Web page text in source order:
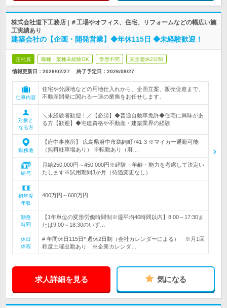
株式会社道下工務店 | ＃工場やオフィス、住宅、リフォームなどの幅広い施
工実績あり
建築会社の【企画・開発営業】◆年休115日 ◆未経験歓迎！
正社員 職種・業種未経験OK 学歴不問 完全週休2日制
情報更新日：2026/02/27 終了予定日： 2026/08/27
仕事内容
住宅や分譲地などの用地仕入れから、企画立案、販売促進まで、
不動産開発に関わる一連の業務をお任せします。
対象と
なる方
＼未経験者歓迎！／【必須】◆普通自動車免許◆住宅に興味があ
る方【歓迎】◆宅建資格や不動産・建築業界の経験
勤務地
【府中事務所】 広島県府中市鵜飼町741-3 ※マイカー通勤可能
（無料駐車場あり） ※転勤あり（府…
給与
月給250,000円～450,000円※経験・年齢・能力を考慮して決定い
たします※試用期間3か月（待遇変更なし）
初年度
年収
400万円～600万円
勤務
時間
【1年単位の変形労働時間制※週平均40時間以内】8:00～17:30ま
たは9:00～18:30のいず…
休日
休暇
# 年間休日115日* 週休2日制（会社カレンダーによる） ※月1回
程度土曜出勤あり ※企業カレンダ…
求人詳細を見る 気になる